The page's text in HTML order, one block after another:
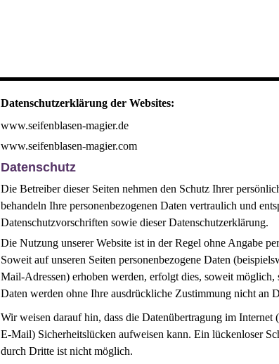
Datenschutzerklärung der Websites:
www.seifenblasen-magier.de
www.seifenblasen-magier.com
Datenschutz
Die Betreiber dieser Seiten nehmen den Schutz Ihrer
behandeln Ihre personenbezogenen Daten vertraulich und
Datenschutzvorschriften sowie dieser Datenschutzerklärung.
Die Nutzung unserer Website ist in der Regel ohne Angabe
Soweit auf unseren Seiten personenbezogene Daten
Mail-Adressen) erhoben werden, erfolgt dies, soweit
Daten werden ohne Ihre ausdrückliche Zustimmung nicht an
Wir weisen darauf hin, dass die Datenübertragung im
E-Mail) Sicherheitslücken aufweisen kann. Ein lückenloser
durch Dritte ist nicht möglich.